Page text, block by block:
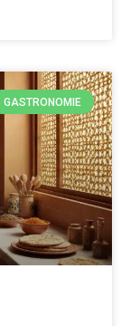
GASTRONOMIE